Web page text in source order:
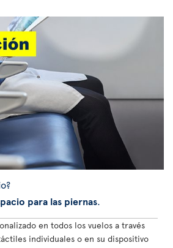
para las piernas.
en todos los vuelos a través
individuales o en su dispositivo